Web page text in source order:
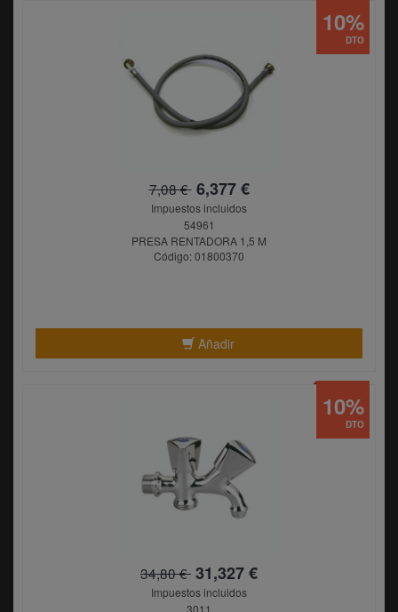
7,08 €6,377 €
Impuestos incluidos
54961
PRESA RENTADORA 1,5 M
Código: 01800370
Añadir
DTO
10%
34,80 € 31,327 €
Impuestos incluidos
3011
DTO
10%